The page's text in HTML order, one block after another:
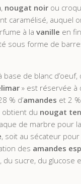
, nougat noir ou
caramélisé, auquel
à la vanille en
sous forme de
base de blanc d’oeuf,
» est réservée
% d’amandes et 2
obtient du nougat
de marbre pour
, soit au sécateur pour
des amandes
, du sucre, du glucose